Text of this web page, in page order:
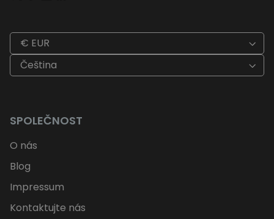
€ EUR
Čeština
SPOLEČNOST
O nás
Blog
Impressum
Kontaktujte nás